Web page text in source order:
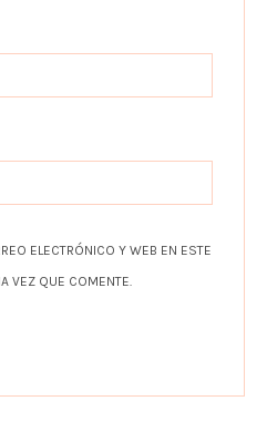
ELECTRÓNICO Y WEB EN ESTE
VEZ QUE COMENTE.